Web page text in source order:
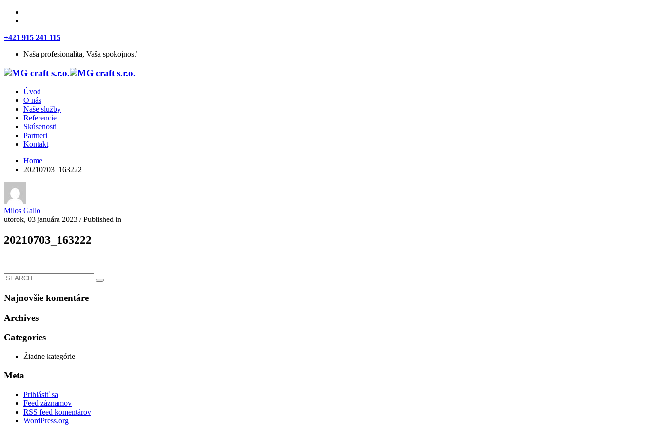
+421 915 241 115
Naša profesionalita, Vaša spokojnosť
Úvod
O nás
Naše služby
Referencie
Skúsenosti
Partneri
Kontakt
Home
20210703_163222
Milos Gallo
utorok, 03 januára 2023 /Published in
20210703_163222
Najnovšie komentáre
Archives
Categories
Žiadne kategórie
Meta
Prihlásiť sa
Feed záznamov
RSS feed komentárov
WordPress.org